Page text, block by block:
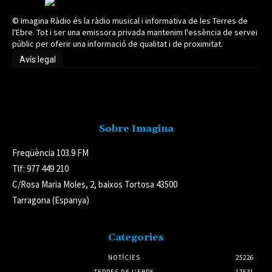
© Imagina Ràdio és la ràdio musical i informativa de les Terres de
l'Ebre. Tot i ser una emissora privada mantenim l'essència de servei
públic per oferir una informació de qualitat i de proximitat.
Avís legal
Sobre Imagina
Freqüència 103.9 FM
Tlf: 977 449 210
C/Rosa Maria Moles, 2, baixos Tortosa 43500
Tarragona (Espanya)
Categories
NOTÍCIES
25226